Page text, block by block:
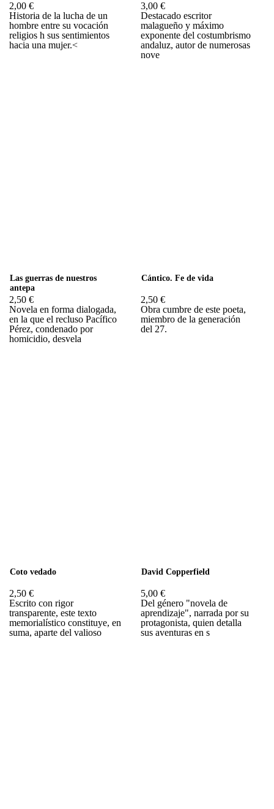
2,00 €
Historia de la lucha de un
hombre entre su vocación
religios h sus sentimientos
hacia una mujer.<
3,00 €
Destacado escritor
malagueño y máximo
exponente del costumbrismo
andaluz, autor de numerosas
nove
Las guerras de nuestros
antepa
2,50 €
Novela en forma dialogada,
en la que el recluso Pacífico
Pérez, condenado por
homicidio, desvela
Cántico. Fe de vida
2,50 €
Obra cumbre de este poeta,
miembro de la generación
del 27.
Coto vedado
2,50 €
Escrito con rigor
transparente, este texto
memorialístico constituye, en
suma, aparte del valioso
David Copperfield
5,00 €
Del género "novela de
aprendizaje", narrada por su
protagonista, quien detalla
sus aventuras en s